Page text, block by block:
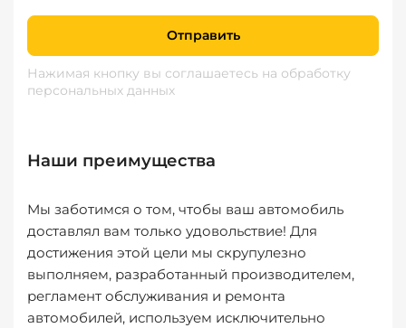
Отправить
Нажимая кнопку вы соглашаетесь на обработку
персональных данных
Наши преимущества
Мы заботимся о том, чтобы ваш автомобиль
доставлял вам только удовольствие! Для
достижения этой цели мы скрупулезно
выполняем, разработанный производителем,
регламент обслуживания и ремонта
автомобилей, используем исключительно